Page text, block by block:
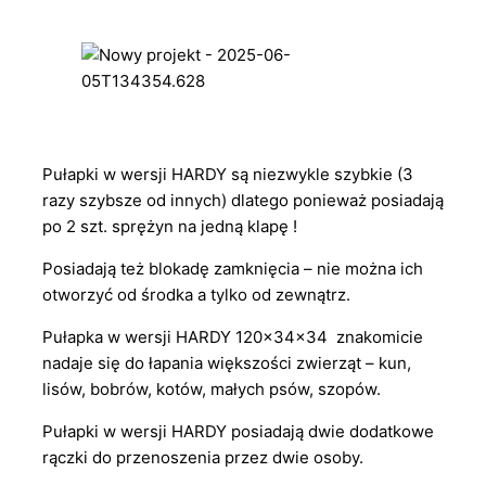
Pułapki w wersji HARDY są niezwykle szybkie (3
razy szybsze od innych) dlatego ponieważ posiadają
po 2 szt. sprężyn na jedną klapę !
Posiadają też blokadę zamknięcia – nie można ich
otworzyć od środka a tylko od zewnątrz.
Pułapka w wersji HARDY 120x34x34 znakomicie
nadaje się do łapania większości zwierząt – kun,
lisów, bobrów, kotów, małych psów, szopów.
Pułapki w wersji HARDY posiadają dwie dodatkowe
rączki do przenoszenia przez dwie osoby.